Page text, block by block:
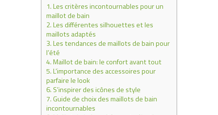
1.Les critères incontournables pour un
maillot de bain
2.Les différentes silhouettes et les
maillots adaptés
3.Les tendances de maillots de bain pour
l’été
4.Maillot de bain: le confort avant tout
5.L’importance des accessoires pour
parfaire le look
6. S’inspirer des icônes de style
7.Guide de choix des maillots de bain
incontournables